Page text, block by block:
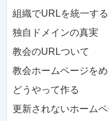
組織でURLを統一する
独自ドメインの真実
教会のURLついて
教会ホームページを
どうやって作る
更新されないホーム